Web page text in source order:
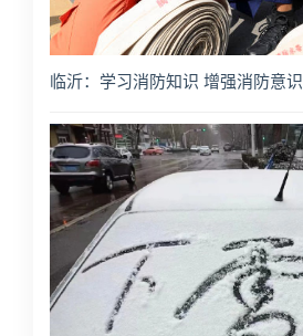
临沂：学习消防知识 增强消防意识